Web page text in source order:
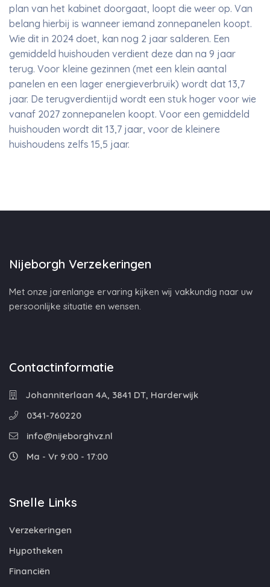
plan van het kabinet doorgaat, loopt die weer op. Van
belang hierbij is wanneer iemand zonnepanelen koopt.
Wie dit in 2024 doet, kan nog 2 jaar salderen. Een
gemiddeld huishouden verdient deze dan na 9 jaar
terug. Voor kleine gezinnen (met een klein aantal
panelen en een lager energieverbruik) wordt dat 13,7
jaar. De terugverdientijd wordt een stuk hoger voor wie
vanaf 2027 zonnepanelen koopt. Voor een gemiddeld
huishouden wordt dit 13,7 jaar, voor de kleinere
huishoudens zelfs 15,5 jaar.
Nijeborgh Verzekeringen
Met onze jarenlange ervaring kijken wij vakkundig naar uw
persoonlijke situatie en wensen.
Contactinformatie
Johanniterlaan 4A, 3841 DT, Harderwijk
0341-760220
info@nijeborghvz.nl
Ma - Vr 9:00 - 17:00
Snelle Links
Verzekeringen
Hypotheken
Financiën